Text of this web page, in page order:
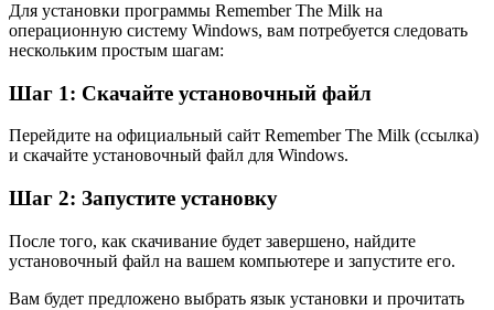
Для установки программы Remember The Milk на
операционную систему Windows, вам потребуется следовать
нескольким простым шагам:
Шаг 1: Скачайте установочный файл
Перейдите на официальный сайт Remember The Milk (ссылка)
и скачайте установочный файл для Windows.
Шаг 2: Запустите установку
После того, как скачивание будет завершено, найдите
установочный файл на вашем компьютере и запустите его.
Вам будет предложено выбрать язык установки и прочитать